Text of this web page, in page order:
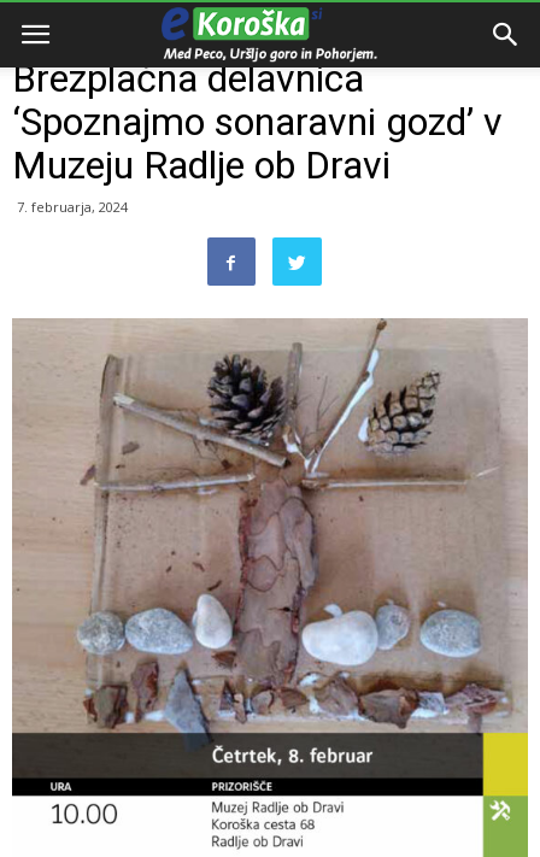
Domov
Brezplačna delavnica
‘Spoznajmo sonaravni gozd’ v
Muzeju Radlje ob Dravi
7. februarja, 2024